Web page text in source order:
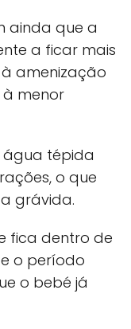
ainda que a
a ficar mais
amenização
menor
tépida
o que
grávida.
fica dentro de
o período
o bebé já